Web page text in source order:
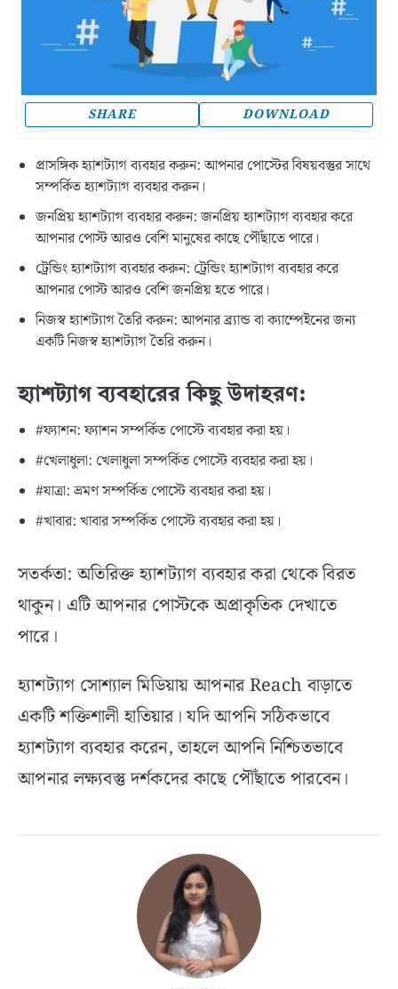
SHARE DOWNLOAD
প্রাসঙ্গিক হ্যাশট্যাগ ব্যবহার করুন: আপনার পোস্টের বিষয়বস্তুর সাথে
সম্পর্কিত হ্যাশট্যাগ ব্যবহার করুন।
জনপ্রিয় হ্যাশট্যাগ ব্যবহার করুন: জনপ্রিয় হ্যাশট্যাগ ব্যবহার করে
আপনার পোস্ট আরও বেশি মানুষের কাছে পৌঁছাতে পারে।
ট্রেন্ডিং হ্যাশট্যাগ ব্যবহার করুন: ট্রেন্ডিং হ্যাশট্যাগ ব্যবহার করে
আপনার পোস্ট আরও বেশি জনপ্রিয় হতে পারে।
নিজস্ব হ্যাশট্যাগ তৈরি করুন: আপনার ব্র্যান্ড বা ক্যাম্পেইনের জন্য
একটি নিজস্ব হ্যাশট্যাগ তৈরি করুন।
হ্যাশট্যাগ ব্যবহারের কিছু উদাহরণ:
#ফ্যাশন: ফ্যাশন সম্পর্কিত পোস্টে ব্যবহার করা হয়।
#খেলাধুলা: খেলাধুলা সম্পর্কিত পোস্টে ব্যবহার করা হয়।
#যাত্রা: ভ্রমণ সম্পর্কিত পোস্টে ব্যবহার করা হয়।
#খাবার: খাবার সম্পর্কিত পোস্টে ব্যবহার করা হয়।
সতর্কতা: অতিরিক্ত হ্যাশট্যাগ ব্যবহার করা থেকে বিরত
থাকুন। এটি আপনার পোস্টকে অপ্রাকৃতিক দেখাতে
পারে।
হ্যাশট্যাগ সোশ্যাল মিডিয়ায় আপনার Reach বাড়াতে
একটি শক্তিশালী হাতিয়ার। যদি আপনি সঠিকভাবে
হ্যাশট্যাগ ব্যবহার করেন, তাহলে আপনি নিশ্চিতভাবে
আপনার লক্ষ্যবস্তু দর্শকদের কাছে পৌঁছাতে পারবেন।